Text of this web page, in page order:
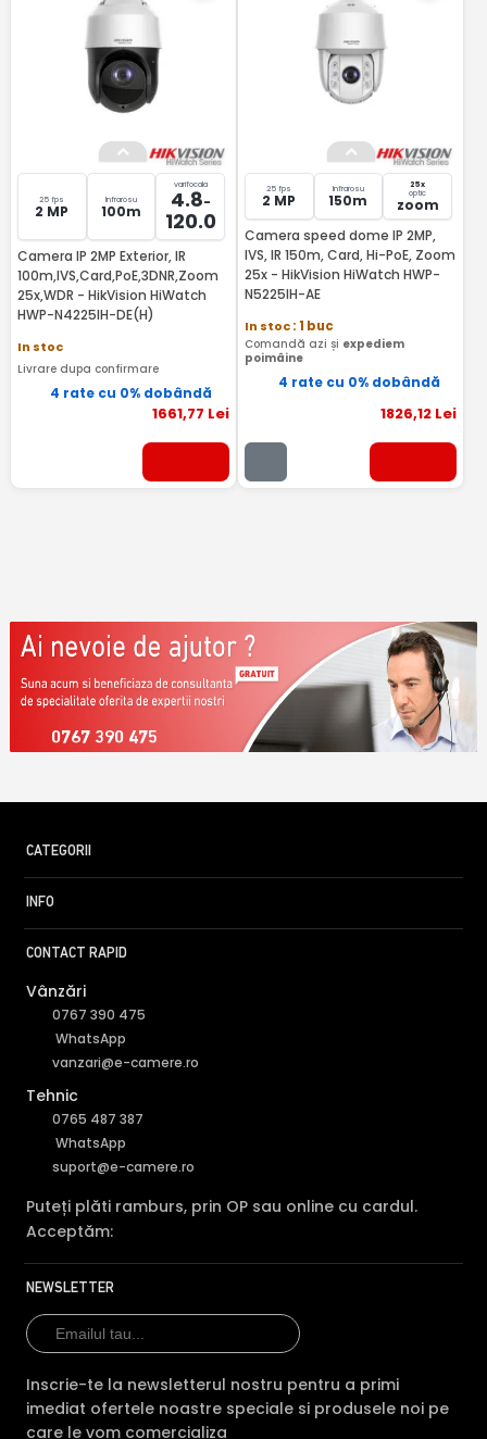
25 fps
2 MP
Infrarosu
100m
varifocala
4.8-
120.0
Camera IP 2MP Exterior, IR
100m,IVS,Card,PoE,3DNR,Zoom
25x,WDR - HikVision HiWatch
HWP-N4225IH-DE(H)
In stoc
Livrare dupa confirmare
4 rate cu 0% dobândă
1661,77 Lei
25 fps
2 MP
Infrarosu
150m
25x
optic
zoom
Camera speed dome IP 2MP,
IVS, IR 150m, Card, Hi-PoE, Zoom
25x - HikVision HiWatch HWP-
N5225IH-AE
In stoc: 1 buc
Comandă azi și expediem
poimâine
4 rate cu 0% dobândă
1826,12 Lei
0767 390 475
CATEGORII
INFO
CONTACT RAPID
Vânzări
0767 390 475
WhatsApp
vanzari@e-camere.ro
Tehnic
0765 487 387
WhatsApp
suport@e-camere.ro
Puteți plăti ramburs, prin OP sau online cu cardul.
Acceptăm:
NEWSLETTER
Inscrie-te la newsletterul nostru pentru a primi
imediat ofertele noastre speciale si produsele noi pe
care le vom comercializa